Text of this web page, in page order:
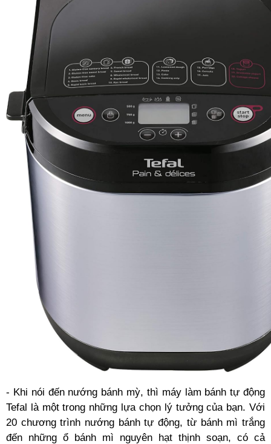
- Khi nói đến nướng bánh mỳ, thì máy làm bánh tự động
Tefal là một trong những lựa chọn lý tưởng của bạn. Với
20 chương trình nướng bánh tự động, từ bánh mì trắng
đến những ổ bánh mì nguyên hạt thịnh soạn, có cả